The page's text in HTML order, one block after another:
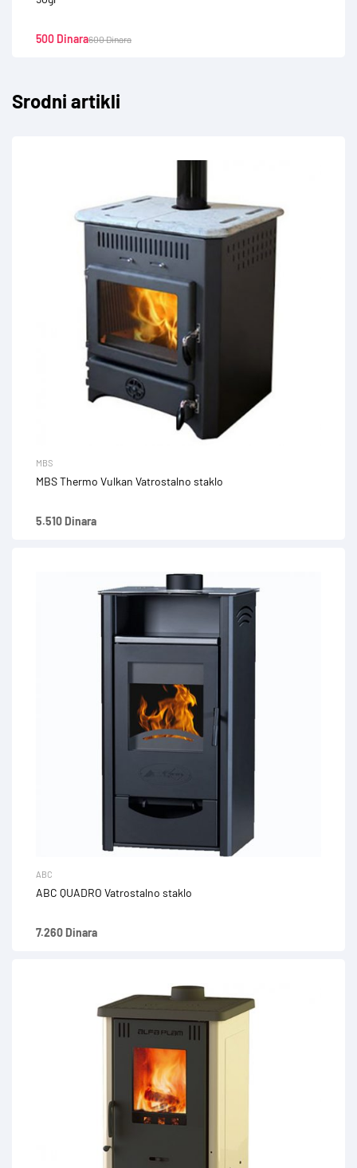
600Dinara
500 Dinara
Srodni artikli
MBS
MBS Thermo Vulkan Vatrostalno staklo
5.510 Dinara
ABC
ABC QUADRO Vatrostalno staklo
7.260 Dinara